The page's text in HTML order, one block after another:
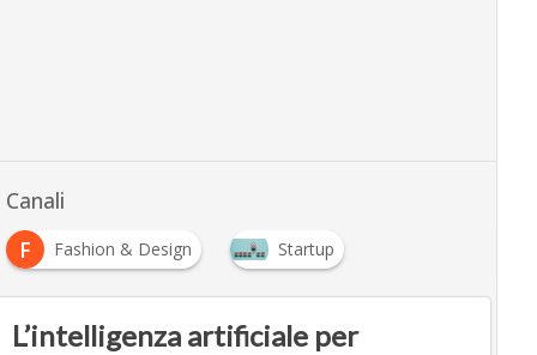
Canali
F
Fashion & Design Startup
L’intelligenza artificiale per